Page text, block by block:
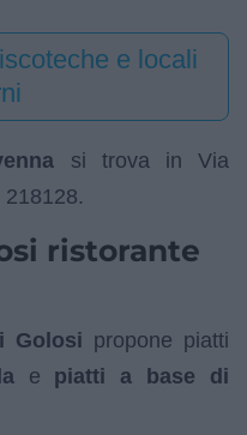
e locali
si trova in Via
218128.
ristorante
Golosi propone piatti
e piatti a base di